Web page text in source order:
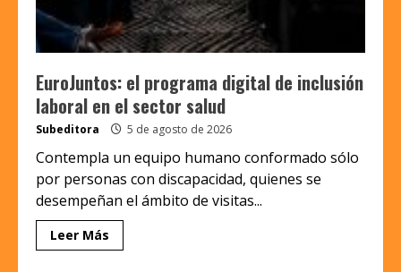
EuroJuntos: el programa digital de inclusión
laboral en el sector salud
Subeditora 5 de agosto de 2026
Contempla un equipo humano conformado sólo
por personas con discapacidad, quienes se
desempeñan el ámbito de visitas...
Leer Más